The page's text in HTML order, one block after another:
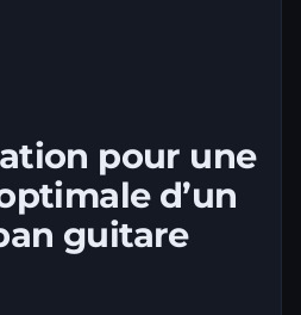
pour une
d’un
guitare